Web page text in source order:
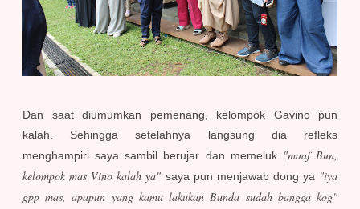
Dan saat diumumkan pemenang, kelompok Gavino pun
kalah. Sehingga setelahnya langsung dia refleks
menghampiri saya sambil berujar dan memeluk "maaf Bun,
kelompok mas Vino kalah ya" saya pun menjawab dong ya "iya
gpp mas, apapun yang kamu lakukan Bunda sudah bangga kog"